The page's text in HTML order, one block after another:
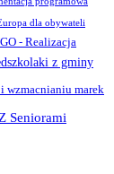
dla obywateli
- Realizacja
z gminy
wzmacnianiu marek
Seniorami